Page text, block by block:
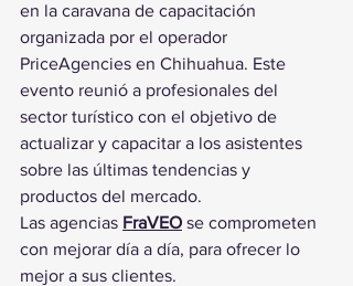
en la caravana de capacitación
organizada por el operador
PriceAgencies en Chihuahua. Este
evento reunió a profesionales del
sector turístico con el objetivo de
actualizar y capacitar a los asistentes
sobre las últimas tendencias y
productos del mercado.
Las agencias FraVEO se comprometen
con mejorar día a día, para ofrecer lo
mejor a sus clientes.